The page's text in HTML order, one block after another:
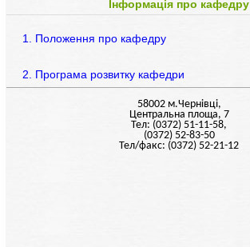
Інформація про кафедру
1. Положення про кафедру
2. Програма розвитку кафедри
58002 м.Чернiвцi,
Центральна площа, 7
Тел: (0372) 51-11-58,
(0372) 52-83-50
Тел/факс: (0372) 52-21-12